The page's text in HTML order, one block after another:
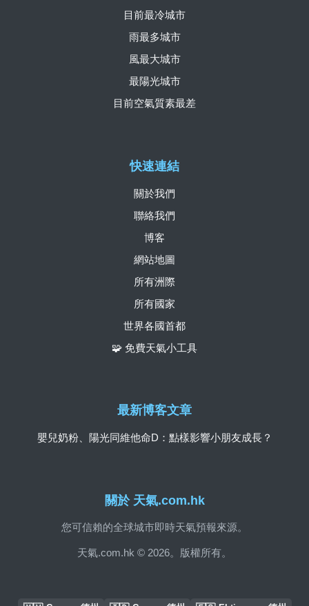
關於 天氣.com.hk
您可信賴的全球城市即時天氣預報來源。
天氣.com.hk © 2026。版權所有。
快速連結
關於我們
聯絡我們
博客
網站地圖
所有洲際
所有國家
世界各國首都
🧩 免費天氣小工具
目前最冷城市
雨最多城市
風最大城市
最陽光城市
目前空氣質素最差
最新博客文章
嬰兒奶粉、陽光同維他命D：點樣影響小朋友成長？